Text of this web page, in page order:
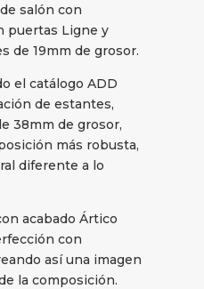
salón con
puertas Ligne y
de 19mm de grosor.
el catálogo ADD
de estantes,
38mm de grosor,
más robusta,
diferente a lo
acabado Ártico
con
así una imagen
la composición.